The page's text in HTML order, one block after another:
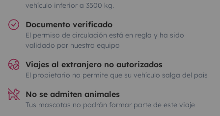
vehículo inferior a 3500 kg.
Documento verificado
El permiso de circulación está en regla y ha sido
validado por nuestro equipo
Viajes al extranjero no autorizados
El propietario no permite que su vehículo salga del país
No se admiten animales
Tus mascotas no podrán formar parte de este viaje